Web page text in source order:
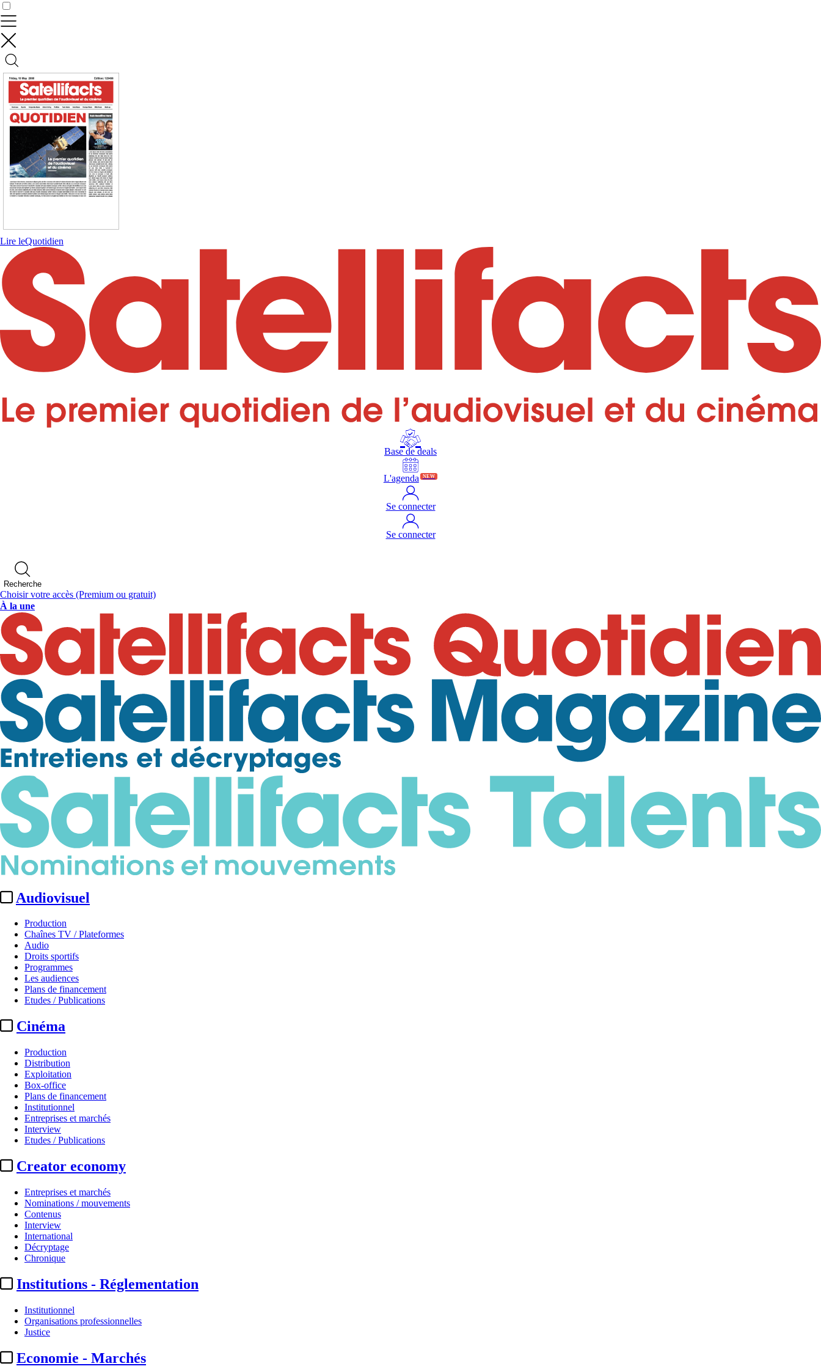
Lire leQuotidien
Base de deals
L'agenda NEW
Se connecter
Se connecter
Recherche
Choisir votre accès (Premium ou gratuit)
À la une
Audiovisuel
Production
Chaînes TV / Plateformes
Audio
Droits sportifs
Programmes
Les audiences
Plans de financement
Etudes / Publications
Cinéma
Production
Distribution
Exploitation
Box-office
Plans de financement
Institutionnel
Entreprises et marchés
Interview
Etudes / Publications
Creator economy
Entreprises et marchés
Nominations / mouvements
Contenus
Interview
International
Décryptage
Chronique
Institutions - Réglementation
Institutionnel
Organisations professionnelles
Justice
Economie - Marchés
Essentiel
CMI France :
Actualité n° 272035| Publié le 07 déc. 2022 20:45
...
Contrôler vos données